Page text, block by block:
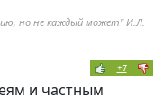
но не каждый может" И.Л.
+7
и частным